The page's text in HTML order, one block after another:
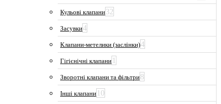
Кульові клапани32
Засувки4
Клапани-метелики (заслінки)4
Гігієнічні клапани 1
Зворотні клапани та фільтри8
Інші клапани 10